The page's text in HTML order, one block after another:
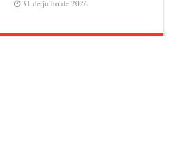
31 de julho de 2026